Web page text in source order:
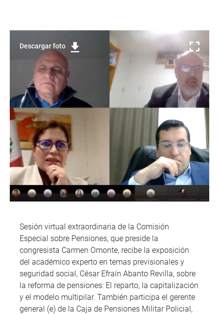
Descargar foto
Sesión virtual extraordinaria de la Comisión
Especial sobre Pensiones, que preside la
congresista Carmen Omonte, recibe la exposición
del académico experto en temas previsionales y
seguridad social, César Efraín Abanto Revilla, sobre
la reforma de pensiones: El reparto, la capitalización
y el modelo multipilar. También participa el gerente
general (e) de la Caja de Pensiones Militar Policial,